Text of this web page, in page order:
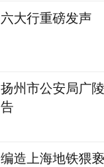
六大行重磅发声
扬州市公安局广
告
编造上海地铁猥